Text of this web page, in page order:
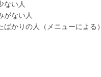
ない人
がない人
ばかりの人（メニューによる）